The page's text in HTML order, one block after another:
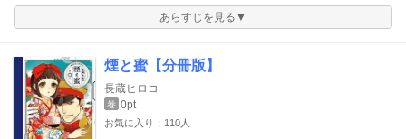
あらすじを見る▼
煙と蜜【分冊版】
長蔵ヒロコ
巻 0pt
お気に入り：110人